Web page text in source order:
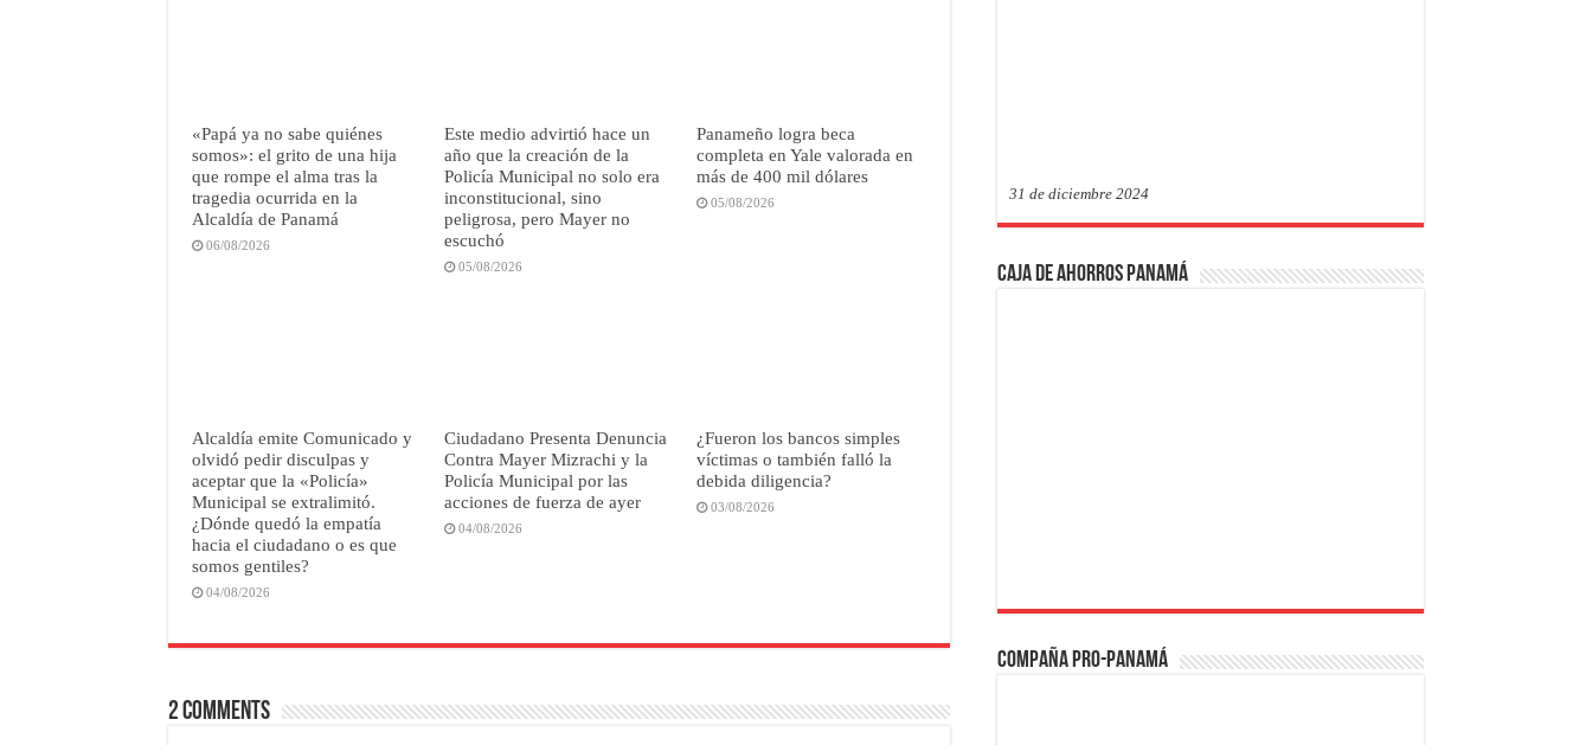
«Papá ya no sabe quiénes
somos»: el grito de una hija
que rompe el alma tras la
tragedia ocurrida en la
Alcaldía de Panamá
06/08/2026
Este medio advirtió hace un
año que la creación de la
Policía Municipal no solo era
inconstitucional, sino
peligrosa, pero Mayer no
escuchó
05/08/2026
Panameño logra beca
completa en Yale valorada en
más de 400 mil dólares
05/08/2026
Alcaldía emite Comunicado y
olvidó pedir disculpas y
aceptar que la «Policía»
Municipal se extralimitó.
¿Dónde quedó la empatía
hacia el ciudadano o es que
somos gentiles?
04/08/2026
Ciudadano Presenta Denuncia
Contra Mayer Mizrachi y la
Policía Municipal por las
acciones de fuerza de ayer
04/08/2026
¿Fueron los bancos simples
víctimas o también falló la
debida diligencia?
03/08/2026
2 comments
31 de diciembre 2024
Caja de Ahorros Panamá
Compaña PRO-Panamá